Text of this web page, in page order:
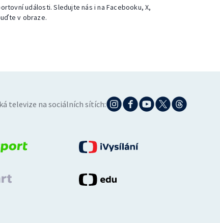
události. Sledujte nás i na Facebooku, X,
v obraze.
televize na sociálních sítích: